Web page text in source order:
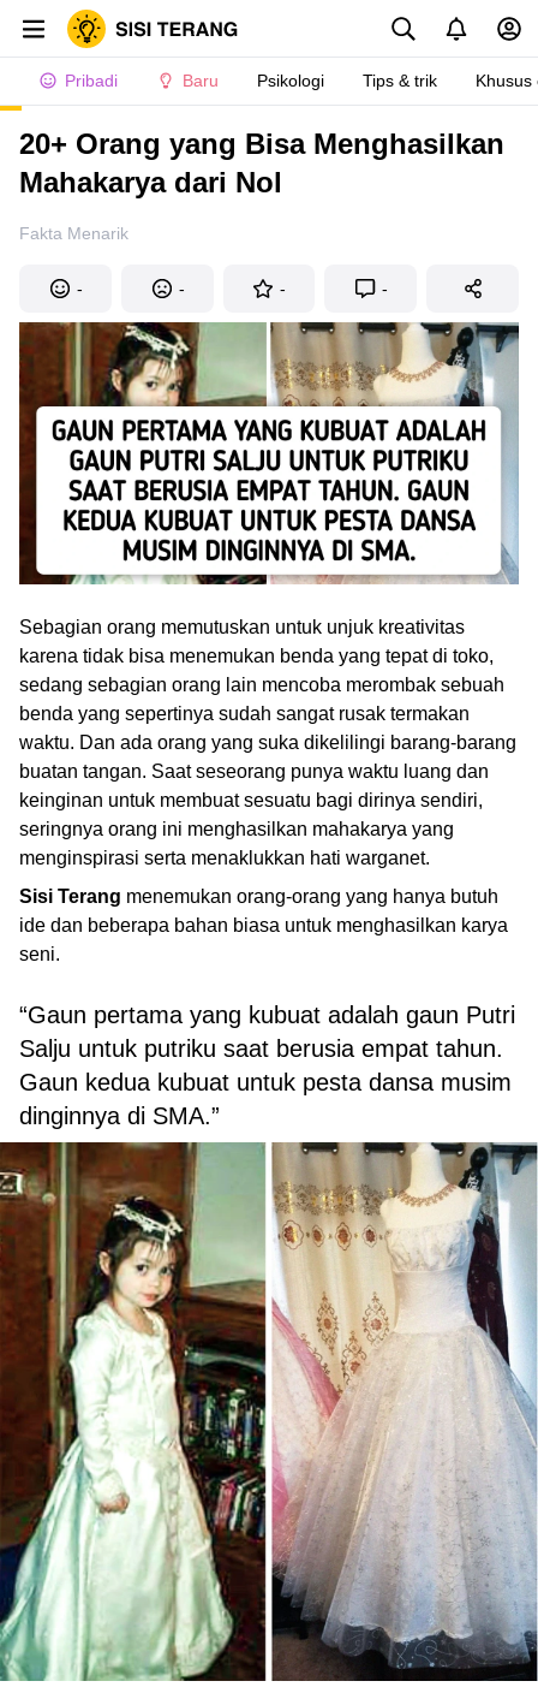
Pribadi Baru Psikologi Tips & trik Khusus
20+ Orang yang Bisa Menghasilkan
Mahakarya dari Nol
Fakta Menarik
- - - -
Sebagian orang memutuskan untuk unjuk kreativitas
karena tidak bisa menemukan benda yang tepat di toko,
sedang sebagian orang lain mencoba merombak sebuah
benda yang sepertinya sudah sangat rusak termakan
waktu. Dan ada orang yang suka dikelilingi barang-barang
buatan tangan. Saat seseorang punya waktu luang dan
keinginan untuk membuat sesuatu bagi dirinya sendiri,
seringnya orang ini menghasilkan mahakarya yang
menginspirasi serta menaklukkan hati warganet.
Sisi Terang menemukan orang-orang yang hanya butuh
ide dan beberapa bahan biasa untuk menghasilkan karya
seni.
“Gaun pertama yang kubuat adalah gaun Putri
Salju untuk putriku saat berusia empat tahun.
Gaun kedua kubuat untuk pesta dansa musim
dinginnya di SMA.”